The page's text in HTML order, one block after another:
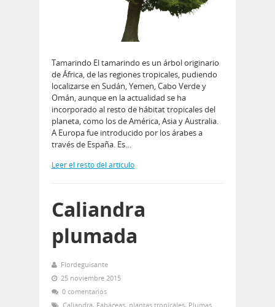
Tamarindo El tamarindo es un árbol originario
de África, de las regiones tropicales, pudiendo
localizarse en Sudán, Yemen, Cabo Verde y
Omán, aunque en la actualidad se ha
incorporado al resto de hábitat tropicales del
planeta, como los de América, Asia y Australia.
A Europa fue introducido por los árabes a
través de España. Es…
Leer el resto del artículo
Caliandra
plumada
Flordeguisante
25 noviembre 2015
0 comentarios
Caliandra, Fabáceas, plantas tropicales, Plumas